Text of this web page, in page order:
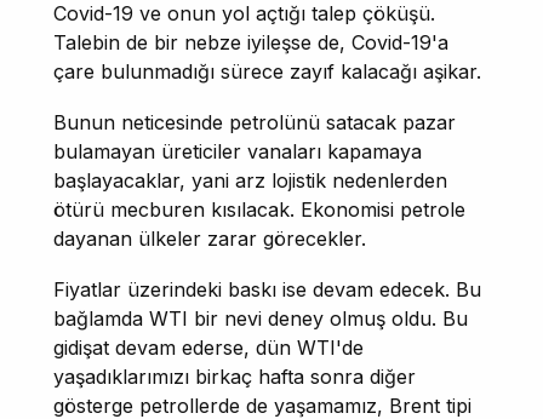
Covid-19 ve onun yol açtığı talep çöküşü.
Talebin de bir nebze iyileşse de, Covid-19'a
çare bulunmadığı sürece zayıf kalacağı aşikar.
Bunun neticesinde petrolünü satacak pazar
bulamayan üreticiler vanaları kapamaya
başlayacaklar, yani arz lojistik nedenlerden
ötürü mecburen kısılacak. Ekonomisi petrole
dayanan ülkeler zarar görecekler.
Fiyatlar üzerindeki baskı ise devam edecek. Bu
bağlamda WTI bir nevi deney olmuş oldu. Bu
gidişat devam ederse, dün WTI'de
yaşadıklarımızı birkaç hafta sonra diğer
gösterge petrollerde de yaşamamız, Brent tipi